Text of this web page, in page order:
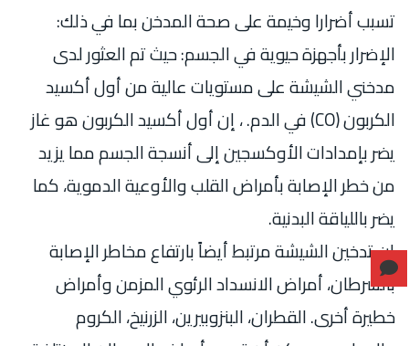
تسبب أضرارا وخيمة على صحة المدخن بما في ذلك:
الإضرار بأجهزة حيوية في الجسم: حيث تم العثور لدى
مدخني الشيشة على مستويات عالية من أول أكسيد
الكربون (CO) في الدم. ، إن أول أكسيد الكربون هو غاز
يضر بإمدادات الأوكسجين إلى أنسجة الجسم مما يزيد
من خطر الإصابة بأمراض القلب والأوعية الدموية، كما
يضر باللياقة البدنية.
إن تدخين الشيشة مرتبط أيضاً بارتفاع مخاطر الإصابة
بالسرطان، أمراض الانسداد الرئوي المزمن وأمراض
خطيرة أخرى. القطران، البنزوبيرين، الزرنيخ، الكروم